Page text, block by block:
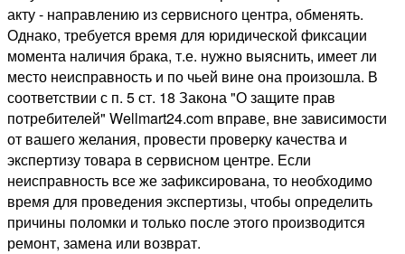
акту - направлению из сервисного центра, обменять.
Однако, требуется время для юридической фиксации
момента наличия брака, т.е. нужно выяснить, имеет ли
место неисправность и по чьей вине она произошла. В
соответствии с п. 5 ст. 18 Закона "О защите прав
потребителей" Wellmart24.com вправе, вне зависимости
от вашего желания, провести проверку качества и
экспертизу товара в сервисном центре. Если
неисправность все же зафиксирована, то необходимо
время для проведения экспертизы, чтобы определить
причины поломки и только после этого производится
ремонт, замена или возврат.